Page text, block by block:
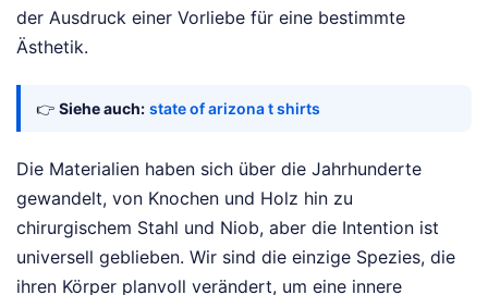
der Ausdruck einer Vorliebe für eine bestimmte
Ästhetik.
👉 Siehe auch: state of arizona t shirts
Die Materialien haben sich über die Jahrhunderte
gewandelt, von Knochen und Holz hin zu
chirurgischem Stahl und Niob, aber die Intention ist
universell geblieben. Wir sind die einzige Spezies, die
ihren Körper planvoll verändert, um eine innere